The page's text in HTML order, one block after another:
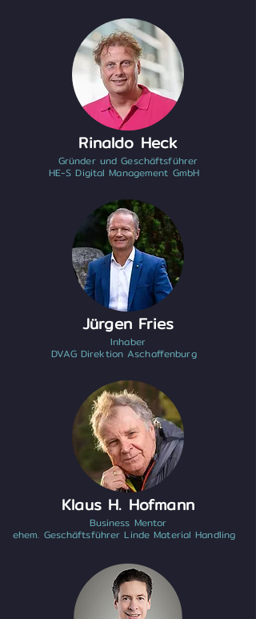
Rinaldo Heck
Gründer und Geschäftsführer
HE-S Digital Management GmbH
Jürgen Fries
Inhaber
DVAG Direktion Aschaffenburg
Klaus H. Hofmann
Business Mentor
ehem. Geschäftsführer Linde Material Handling